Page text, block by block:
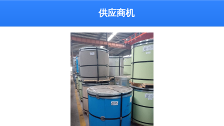
供应商机